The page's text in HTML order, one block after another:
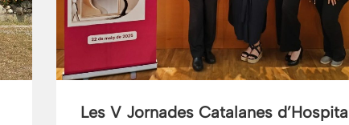
Les V Jornades Catalanes